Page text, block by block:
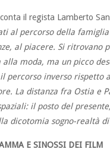
il regista Lamberto
al percorso della
al piacere. Si
alla moda, ma un picco
percorso inverso rispetto
La distanza fra Ostia e
il posto del
dicotomia sogno-realtà di
E SINOSSI DEI FILM